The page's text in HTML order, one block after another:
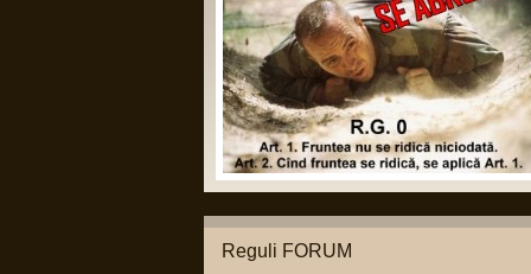
Reguli FORUM